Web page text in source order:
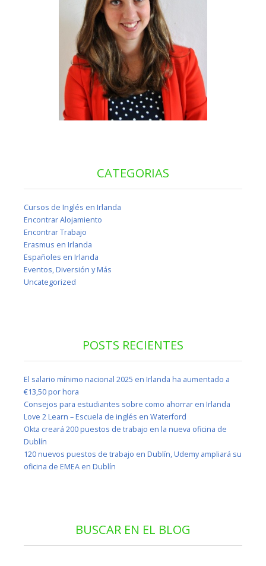
CATEGORIAS
Cursos de Inglés en Irlanda
Encontrar Alojamiento
Encontrar Trabajo
Erasmus en Irlanda
Españoles en Irlanda
Eventos, Diversión y Más
Uncategorized
POSTS RECIENTES
El salario mínimo nacional 2025 en Irlanda ha aumentado a
€13,50 por hora
Consejos para estudiantes sobre como ahorrar en Irlanda
Love 2 Learn – Escuela de inglés en Waterford
Okta creará 200 puestos de trabajo en la nueva oficina de
Dublín
120 nuevos puestos de trabajo en Dublín, Udemy ampliará su
oficina de EMEA en Dublín
BUSCAR EN EL BLOG